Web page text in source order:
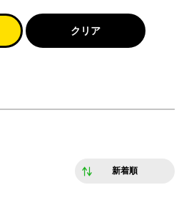
クリア
新着順